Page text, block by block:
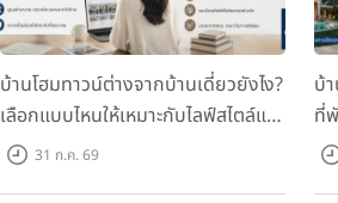
บ้านโฮมทาวน์ต่างจากบ้านเดี่ยวยังไง?
เลือกแบบไหนให้เหมาะกับไลฟ์สไตล์และ
อนาคตของคุณ
31 ก.ค. 69
บ้
ที่
คุ